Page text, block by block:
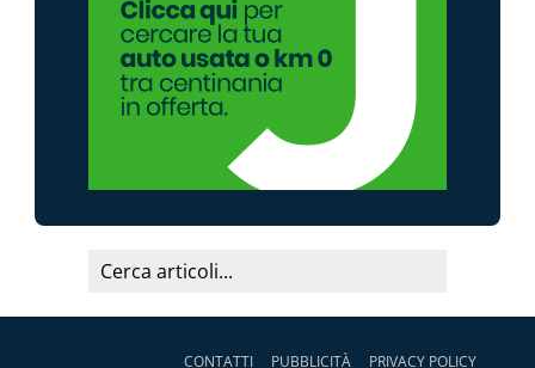
CONTATTI PUBBLICITÀ PRIVACY POLICY